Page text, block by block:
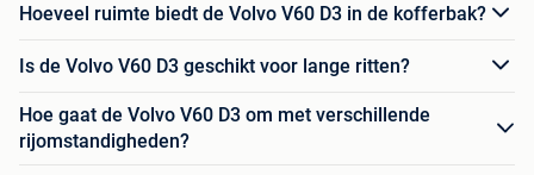
Hoeveel ruimte biedt de Volvo V60 D3 in de kofferbak?
Is de Volvo V60 D3 geschikt voor lange ritten?
Hoe gaat de Volvo V60 D3 om met verschillende
rijomstandigheden?